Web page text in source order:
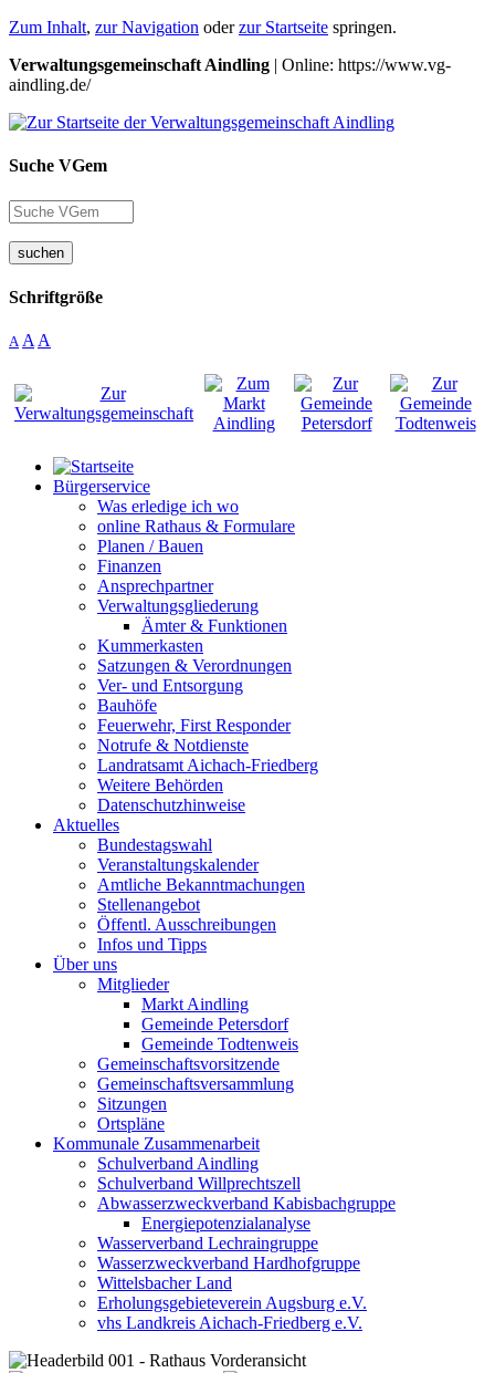
Zum Inhalt, zur Navigation oderzur Startseite springen.
Verwaltungsgemeinschaft Aindling | Online: https://www.vg-
aindling.de/
Suche VGem
suchen
Schriftgröße
A A A
Bürgerservice
Was erledige ich wo
online Rathaus & Formulare
Planen / Bauen
Finanzen
Ansprechpartner
Verwaltungsgliederung
Ämter & Funktionen
Kummerkasten
Satzungen & Verordnungen
Ver- und Entsorgung
Bauhöfe
Feuerwehr, First Responder
Notrufe & Notdienste
Landratsamt Aichach-Friedberg
Weitere Behörden
Datenschutzhinweise
Aktuelles
Bundestagswahl
Veranstaltungskalender
Amtliche Bekanntmachungen
Stellenangebot
Öffentl. Ausschreibungen
Infos und Tipps
Über uns
Mitglieder
Markt Aindling
Gemeinde Petersdorf
Gemeinde Todtenweis
Gemeinschaftsvorsitzende
Gemeinschaftsversammlung
Sitzungen
Ortspläne
Kommunale Zusammenarbeit
Schulverband Aindling
Schulverband Willprechtszell
Abwasserzweckverband Kabisbachgruppe
Energiepotenzialanalyse
Wasserverband Lechraingruppe
Wasserzweckverband Hardhofgruppe
Wittelsbacher Land
Erholungsgebieteverein Augsburg e.V.
vhs Landkreis Aichach-Friedberg e.V.